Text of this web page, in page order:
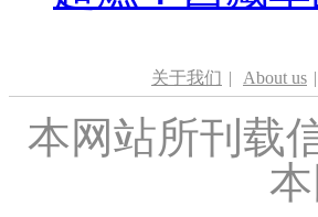
关于我们 | About us |
本网站所刊载